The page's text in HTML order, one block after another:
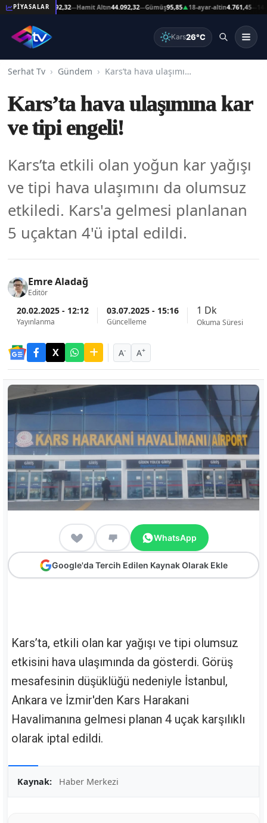
PİYASALAR
Altın44.092,32—Hamit Altın44.092,32—Gümüş95,85▲18-ayar-altin4.761,45—14-
Kars26°C
Serhat Tv Gündem Kars’ta hava ulaşımına kar ve tipi engeli!
Kars’ta hava ulaşımına kar
ve tipi engeli!
Kars’ta etkili olan yoğun kar yağışı
ve tipi hava ulaşımını da olumsuz
etkiledi. Kars'a gelmesi planlanan
5 uçaktan 4'ü iptal edildi.
Emre Aladağ
Editör
20.02.2025 - 12:12
Yayınlanma
03.07.2025 - 15:16
Güncelleme
1 Dk
Okuma Süresi
A- A+
WhatsApp
Google'da Tercih Edilen Kaynak Olarak Ekle
Kars’ta, etkili olan kar yağışı ve tipi olumsuz
etkisini hava ulaşımında da gösterdi. Görüş
mesafesinin düşüklüğü nedeniyle İstanbul,
Ankara ve İzmir'den Kars Harakani
Havalimanına gelmesi planan 4 uçak karşılıklı
olarak iptal edildi.
Kaynak: Haber Merkezi